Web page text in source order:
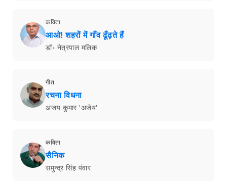
कविता
आओ! शहरों में गाँव ढूँढ़ते हैं
डॉ॰ नेत्रपाल मलिक
गीत
रचना विधना
अजय कुमार 'अजेय'
कविता
सैनिक
समुन्द्र सिंह पंवार